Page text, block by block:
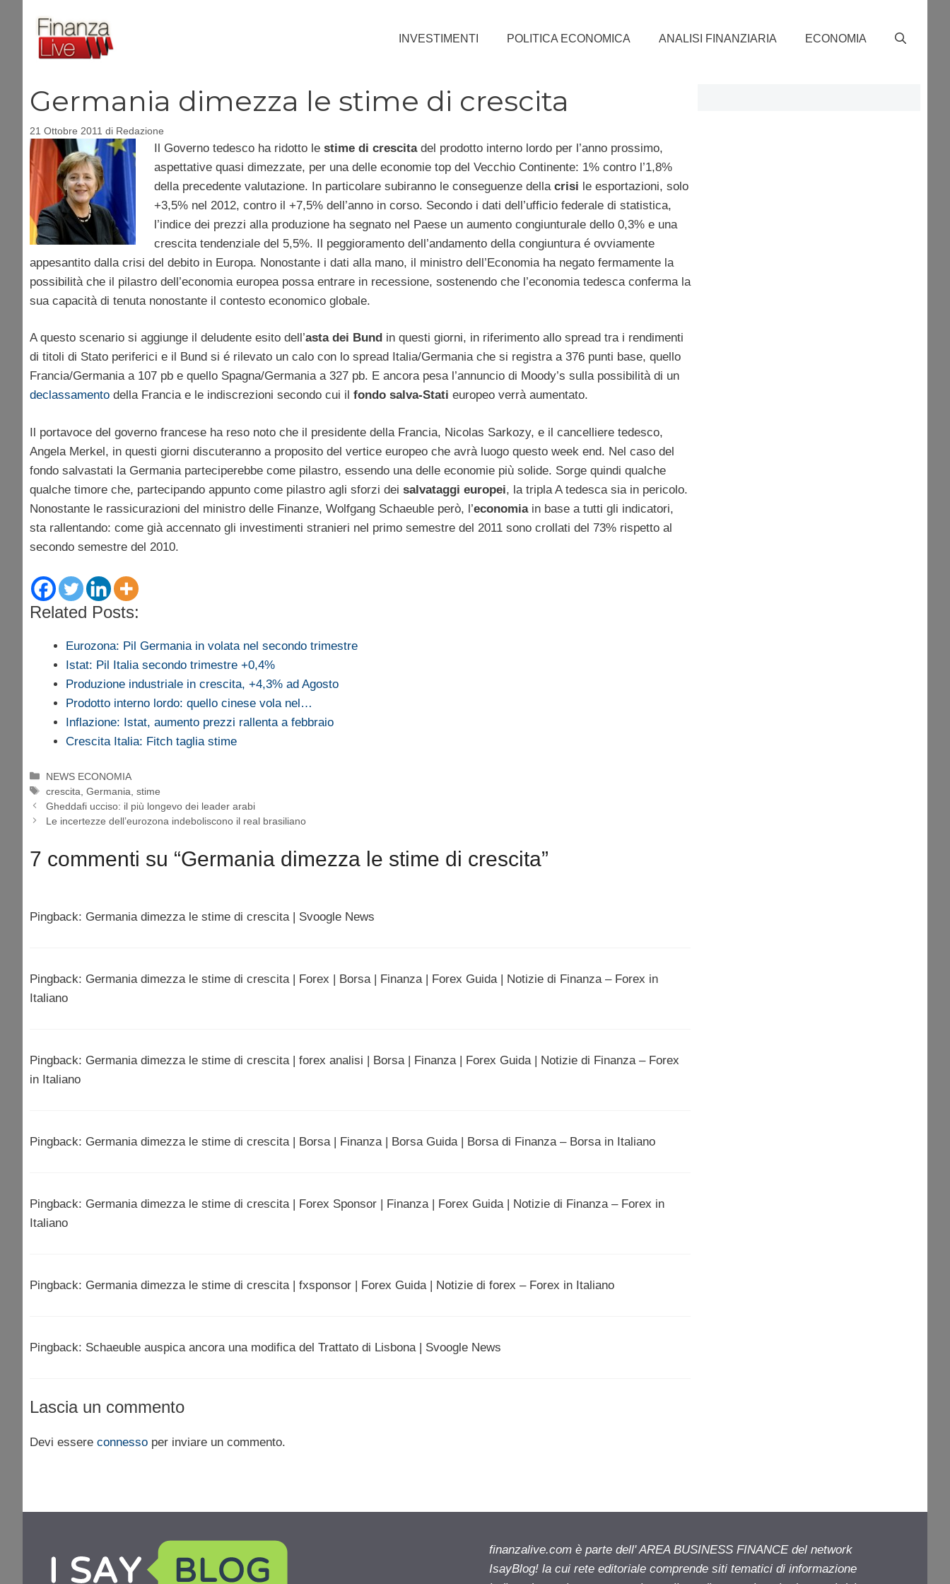
contenuto
INVESTIMENTI POLITICA ECONOMICA ANALISI FINANZIARIA ECONOMIA
Germania dimezza le stime di crescita
21 Ottobre 2011 di Redazione
Il Governo tedesco ha ridotto le stime di crescitadel prodotto interno lordo per l’anno prossimo,
aspettative quasi dimezzate, per una delle economie top del Vecchio Continente: 1% contro l’1,8%
della precedente valutazione. In particolare subiranno le conseguenze della crisi le esportazioni, solo
+3,5% nel 2012, contro il +7,5% dell’anno in corso. Secondo i dati dell’ufficio federale di statistica,
l’indice dei prezzi alla produzione ha segnato nel Paese un aumento congiunturale dello 0,3% e una
crescita tendenziale del 5,5%. Il peggioramento dell’andamento della congiuntura é ovviamente
appesantito dalla crisi del debito in Europa. Nonostante i dati alla mano, il ministro dell’Economia ha negato fermamente la
possibilità che il pilastro dell’economia europea possa entrare in recessione, sostenendo che l’economia tedesca conferma la
sua capacità di tenuta nonostante il contesto economico globale.
A questo scenario si aggiunge il deludente esito dell’asta dei Bund in questi giorni, in riferimento allo spread tra i rendimenti
di titoli di Stato periferici e il Bund si é rilevato un calo con lo spread Italia/Germania che si registra a 376 punti base, quello
Francia/Germania a 107 pb e quello Spagna/Germania a 327 pb. E ancora pesa l’annuncio di Moody’s sulla possibilità di un
declassamento della Francia e le indiscrezioni secondo cui il fondo salva-Stati europeo verrà aumentato.
Il portavoce del governo francese ha reso noto che il presidente della Francia, Nicolas Sarkozy, e il cancelliere tedesco,
Angela Merkel, in questi giorni discuteranno a proposito del vertice europeo che avrà luogo questo week end. Nel caso del
fondo salvastati la Germania parteciperebbe come pilastro, essendo una delle economie più solide. Sorge quindi qualche
qualche timore che, partecipando appunto come pilastro agli sforzi dei salvataggi europei, la tripla A tedesca sia in pericolo.
Nonostante le rassicurazioni del ministro delle Finanze, Wolfgang Schaeuble però, l’economiain base a tutti gli indicatori,
sta rallentando: come già accennato gli investimenti stranieri nel primo semestre del 2011 sono crollati del 73% rispetto al
secondo semestre del 2010.
Related Posts:
Eurozona: Pil Germania in volata nel secondo trimestre
Istat: Pil Italia secondo trimestre +0,4%
Produzione industriale in crescita, +4,3% ad Agosto
Prodotto interno lordo: quello cinese vola nel…
Inflazione: Istat, aumento prezzi rallenta a febbraio
Crescita Italia: Fitch taglia stime
Categorie
NEWS ECONOMIA
Tag
crescita ,Germania ,stime
Gheddafi ucciso: il più longevo dei leader arabi
Le incertezze dell’eurozona indeboliscono il real brasiliano
7 commenti su “Germania dimezza le stime di crescita”
Pingback: Germania dimezza le stime di crescita | Svoogle News
Pingback: Germania dimezza le stime di crescita | Forex | Borsa | Finanza | Forex Guida | Notizie di Finanza – Forex in
Italiano
Pingback: Germania dimezza le stime di crescita | forex analisi | Borsa | Finanza | Forex Guida | Notizie di Finanza – Forex
in Italiano
Pingback: Germania dimezza le stime di crescita | Borsa | Finanza | Borsa Guida | Borsa di Finanza – Borsa in Italiano
Pingback: Germania dimezza le stime di crescita | Forex Sponsor | Finanza | Forex Guida | Notizie di Finanza – Forex in
Italiano
Pingback: Germania dimezza le stime di crescita | fxsponsor | Forex Guida | Notizie di forex – Forex in Italiano
Pingback: Schaeuble auspica ancora una modifica del Trattato di Lisbona | Svoogle News
Lascia un commento
Devi essere connesso per inviare un commento.
finanzalive.com è parte dell' AREA BUSINESS FINANCE del network
IsayBlog! la cui rete editoriale comprende siti tematici di informazione